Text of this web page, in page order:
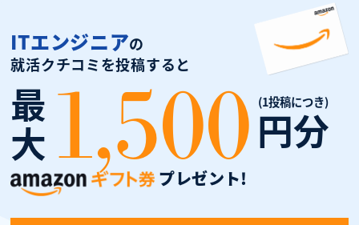
ITエンジニアの
就活クチコミを投稿すると
最
大 1,500 (1投稿につき)
円分
プレゼント!